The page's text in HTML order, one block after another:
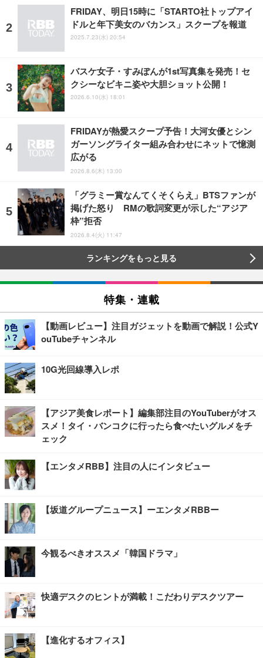
FRIDAY、明日15時に「STARTO社トップアイ
ドルと年下美女のバカンス」スクープを報道
2025.7.23(水) 20:54
バスケ女子・すみぽんが1st写真集を発売！セ
クシーなビキニ姿や大胆ショット公開！
2026.6.10(水) 18:01
FRIDAYが熱愛スクープ予告！大河女優とシン
ガーソングライター組み合わせにネットで憶測
広がる
2026.8.6(木) 13:00
「グラミー賞なんてくそくらえ」BTSファンが
掲げた怒り RMの歌詞変更が示した“アジア
枠”拒否
2026.8.4(火) 11:47
ランキングをもっと見る
特集・連載
【動画レビュー】注目ガジェットを動画で解説！公式Y
ouTubeチャンネル
10G光回線導入レポ
【アジア美食レポート】編集部注目のYouTuberがオス
スメ！タイ・バンコクに行ったら食べたいグルメをチ
ェック
【エンタメRBB】注目の人にインタビュー
【坂道グループニュース】ーエンタメRBBー
今観るべきオススメ「韓国ドラマ」
快適デスクのヒントが満載！こだわりデスクツアー
【進化するオフィス】